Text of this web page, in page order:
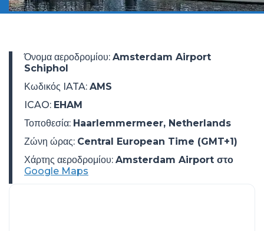
Όνομα αεροδρομίου: Amsterdam Airport
Schiphol
Κωδικός IATA: AMS
ICAO: EHAM
Τοποθεσία: Haarlemmermeer, Netherlands
Ζώνη ώρας: Central European Time (GMT+1)
Χάρτης αεροδρομίου: Amsterdam Airport στο
Google Maps